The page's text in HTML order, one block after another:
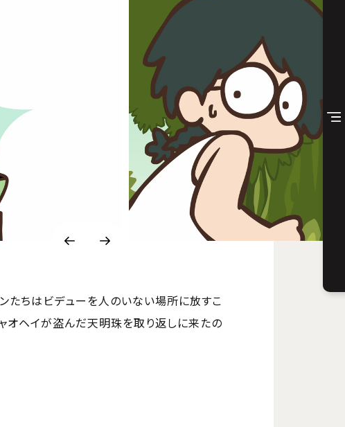
たちはビデューを人のいない場所に放すこ
ャオヘイが盗んだ天明珠を取り返しに来たの